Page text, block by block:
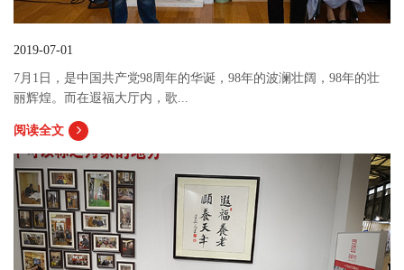
2019-07-01
7月1日，是中国共产党98周年的华诞，98年的波澜壮阔，98年的壮
丽辉煌。而在遐福大厅内，歌...
阅读全文